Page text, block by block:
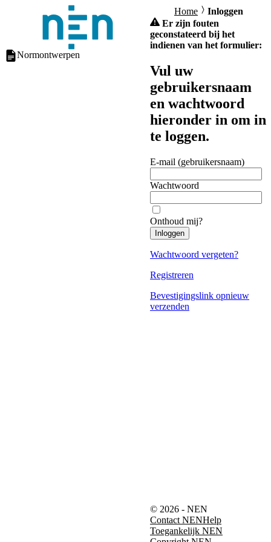
Normontwerpen
Home
Inloggen
Er zijn fouten
geconstateerd bij het
indienen van het formulier:
Vul uw
gebruikersnaam
en wachtwoord
hieronder in om in
te loggen.
E-mail (gebruikersnaam)
Wachtwoord
Onthoud mij?
Inloggen
Wachtwoord vergeten?
Registreren
Bevestigingslink opnieuw
verzenden
© 2026 - NEN
Contact NENHelp
Toegankelijk NEN